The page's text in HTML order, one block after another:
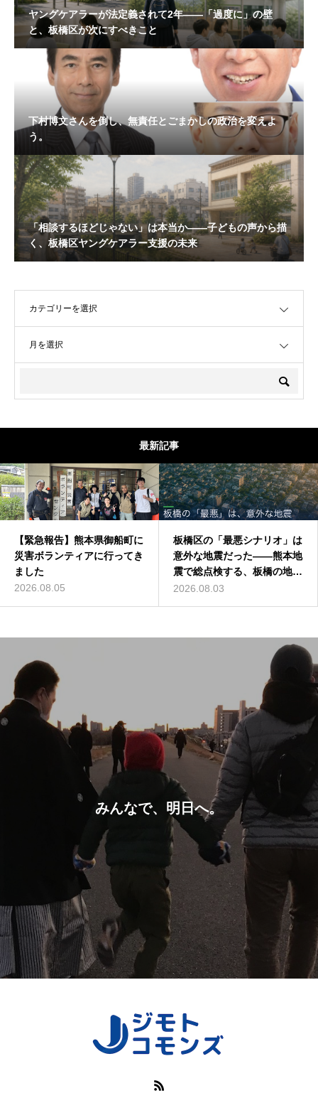
ヤングケアラーが法定義されて2年——「過度に」の壁
と、板橋区が次にすべきこと
下村博文さんを倒し、無責任とごまかしの政治を変えよ
う。
「相談するほどじゃない」は本当か——子どもの声から描
く、板橋区ヤングケアラー支援の未来
最新記事
【緊急報告】熊本県御船町に
災害ボランティアに行ってき
ました
2026.08.05
板橋区の「最悪シナリオ」は
意外な地震だった——熊本地
震で総点検する、板橋の地震
リスク
2026.08.03
みんなで、明日へ。